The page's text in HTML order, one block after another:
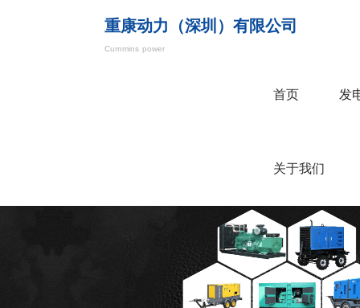
重康动力（深圳）有限公司
Cummins power
首页 发
关于我们